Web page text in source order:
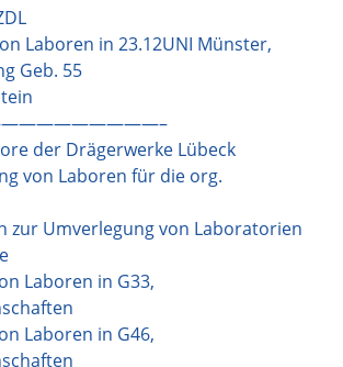
Laboren in 23.12UNI Münster,
Geb. 55
der Drägerwerke Lübeck
von Laboren für die org.
zur Umverlegung von Laboratorien
Laboren in G33,
Laboren in G46,